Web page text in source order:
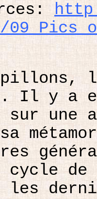
Il y a
sur une
cycle
les